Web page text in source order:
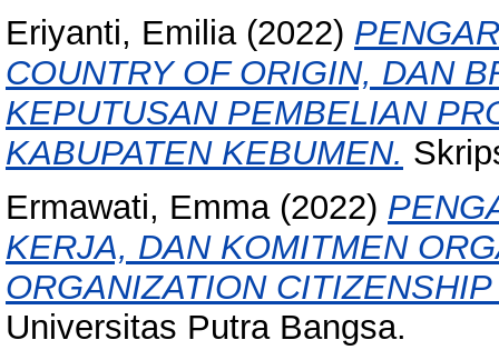
Eriyanti, Emilia(2022)
COUNTRY OF ORIGIN, DAN
KEPUTUSAN PEMBELIAN
KABUPATEN KEBUMEN.
Ermawati, Emma(2022)
KERJA, DAN KOMITMEN
ORGANIZATION
Universitas Putra Bangsa.